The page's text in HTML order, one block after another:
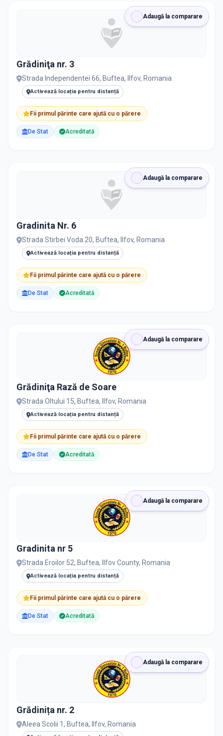
Resetează filtreleAdaugă la comparare
Grădiniţa nr. 3
Strada Independentei 66, Buftea, Ilfov, Romania
Activează locația pentru distanță
Fii primul părinte care ajută cu o părere
De Stat Acreditată
Adaugă la comparare
Gradinita Nr. 6
Strada Stirbei Voda 20, Buftea, Ilfov, Romania
Activează locația pentru distanță
Fii primul părinte care ajută cu o părere
De Stat Acreditată
Adaugă la comparare
Grădiniţa Rază de Soare
Strada Oltului 15, Buftea, Ilfov, Romania
Activează locația pentru distanță
Fii primul părinte care ajută cu o părere
De Stat Acreditată
Adaugă la comparare
Gradinita nr 5
Strada Eroilor 52, Buftea, Ilfov County, Romania
Activează locația pentru distanță
Fii primul părinte care ajută cu o părere
De Stat Acreditată
Adaugă la comparare
Grădinița nr. 2
Aleea Scolii 1, Buftea, Ilfov, Romania